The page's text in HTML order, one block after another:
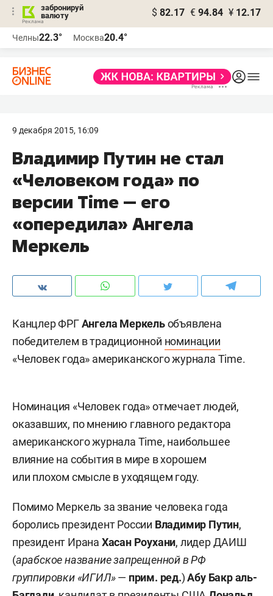
забронируй
валюту
$ 82.17 € 94.84 ¥ 12.17
Челны22.3° Москва20.4°
9 декабря 2015, 16:09
Владимир Путин не стал
«Человеком года» по
версии Time — его
«опередила» Ангела
Меркель
Канцлер ФРГАнгела Меркельобъявлена
победителем в традиционной номинации
«Человек года» американского журнала Time.
Номинация «Человек года» отмечает людей,
оказавших, по мнению главного редактора
американского журнала Time, наибольшее
влияние на события в мире в хорошем
или плохом смысле в уходящем году.
Помимо Меркель за звание человека года
боролись президент России Владимир Путин,
президент Ирана Хасан Роухани, лидер ДАИШ
(арабское название запрещенной в РФ
группировки «ИГИЛ»— прим. ред.)Абу Бакр аль-